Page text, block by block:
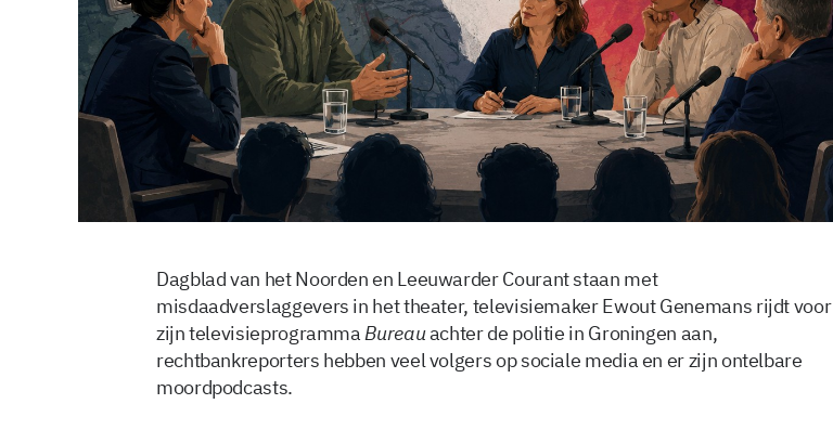
Dagblad van het Noorden en Leeuwarder Courant staan met
misdaadverslaggevers in het theater, televisiemaker Ewout Genemans rijdt voor
zijn televisieprogrammaBureauachter de politie in Groningen aan,
rechtbankreporters hebben veel volgers op sociale media en er zijn ontelbare
moordpodcasts.